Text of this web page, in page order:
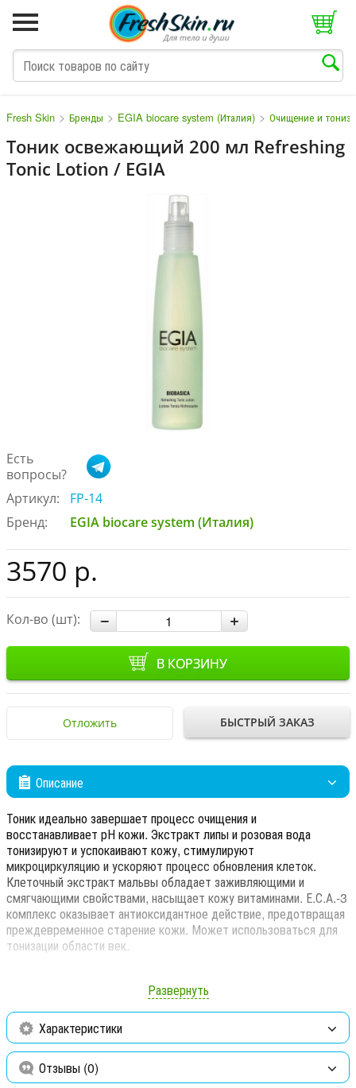
Fresh Skin > Бренды > EGIA biocare system (Италия) > Очищение и
Тоник освежающий 200 мл Refreshing
Tonic Lotion / EGIA
Есть
вопросы?
Артикул:
FP-14
Бренд:
EGIA biocare system (Италия)
3570 р.
Кол-во (шт):
В КОРЗИНУ
Отложить БЫСТРЫЙ ЗАКАЗ
Описание
Тоник идеально завершает процесс очищения и
восстанавливает рН кожи. Экстракт липы и розовая вода
тонизируют и успокаивают кожу, стимулируют
микроциркуляцию и ускоряют процесс обновления клеток.
Клеточный экстракт мальвы обладает заживляющими и
смягчающими свойствами, насыщает кожу витаминами. Е.С.А.-3
комплекс оказывает антиоксидантное действие, предотвращая
преждевременное старение кожи. Может использоваться для
тонизации области век.
Тонизирует и слегка охлаждает кожу
Улучшает микроциркуляцию
Способ применения:
очищенную кожу лица, шеи и декольте с помощью ватного
диска.
Развернуть
Характеристики
Отзывы (0)